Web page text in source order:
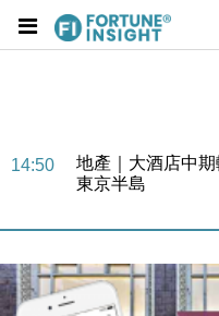
14:50
地產｜大酒店中
東京半島
12:30
財經｜香港7月
手